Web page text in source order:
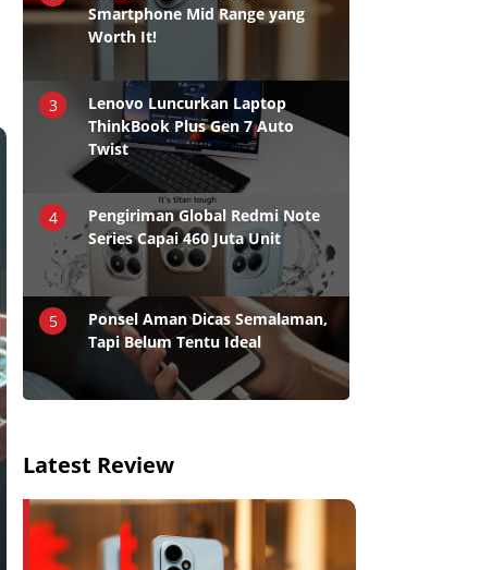
Smartphone Mid Range yang
Worth It!
3
Lenovo Luncurkan Laptop
ThinkBook Plus Gen 7 Auto
Twist
4
Pengiriman Global Redmi Note
Series Capai 460 Juta Unit
5
Ponsel Aman Dicas Semalaman,
Tapi Belum Tentu Ideal
Latest Review